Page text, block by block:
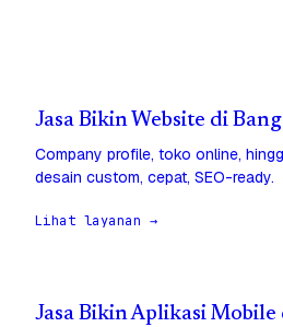
Jasa Bikin Website di
Company profile, toko online,
desain custom, cepat, SEO-ready.
Lihat layanan →
Jasa Bikin Aplikasi Mobile